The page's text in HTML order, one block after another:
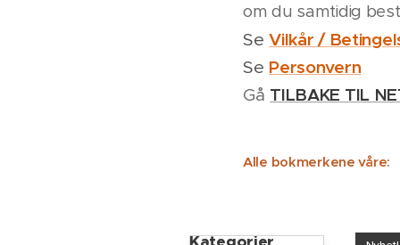
Forside.
om du samtidig
SeVilkår /
Se Personvern
Gå TILBAKE TIL
Alle bokmerkene våre: